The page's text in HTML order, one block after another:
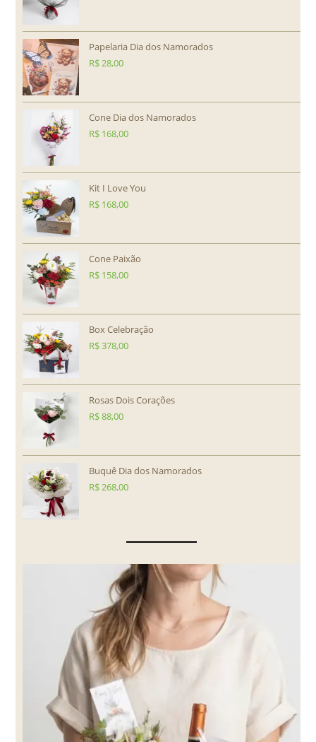
Papelaria Dia dos Namorados
R$28,00
Cone Dia dos Namorados
R$ 168,00
Kit I Love You
R$ 168,00
Cone Paixão
R$ 158,00
Box Celebração
R$378,00
Rosas Dois Corações
R$88,00
Buquê Dia dos Namorados
R$268,00